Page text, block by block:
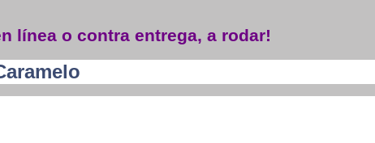
línea o contra entrega, a rodar!